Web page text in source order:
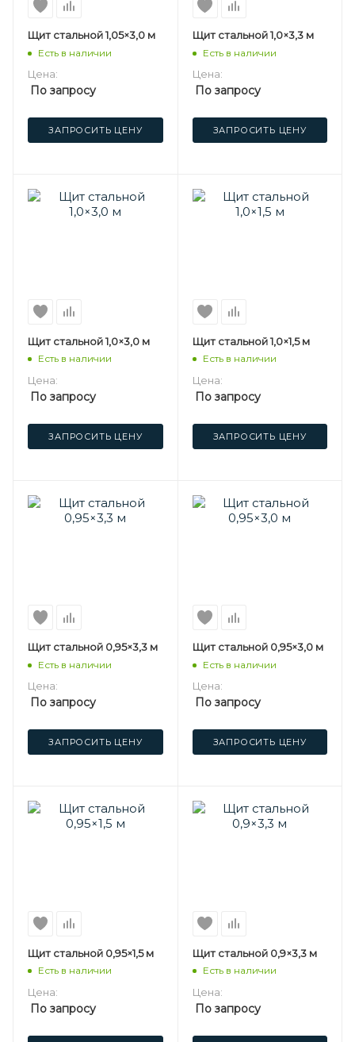
Щит стальной 1,05×3,0 м
Есть в наличии
Цена:
По запросу
ЗАПРОСИТЬ ЦЕНУ
Щит стальной 1,0×3,3 м
Есть в наличии
Цена:
По запросу
ЗАПРОСИТЬ ЦЕНУ
Щит стальной 1,0×3,0 м
Есть в наличии
Цена:
По запросу
ЗАПРОСИТЬ ЦЕНУ
Щит стальной 1,0×1,5 м
Есть в наличии
Цена:
По запросу
ЗАПРОСИТЬ ЦЕНУ
Щит стальной 0,95×3,3 м
Есть в наличии
Цена:
По запросу
ЗАПРОСИТЬ ЦЕНУ
Щит стальной 0,95×3,0 м
Есть в наличии
Цена:
По запросу
ЗАПРОСИТЬ ЦЕНУ
Щит стальной 0,95×1,5 м
Есть в наличии
Цена:
По запросу
Щит стальной 0,9×3,3 м
Есть в наличии
Цена:
По запросу